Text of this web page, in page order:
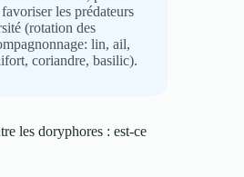
les prédateurs
(rotation des
lin, ail,
coriandre, basilic).
les doryphores : est-ce